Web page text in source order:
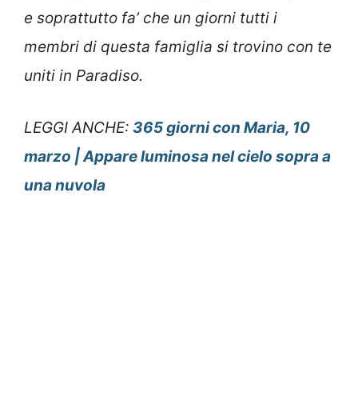
e soprattutto fa’ che un giorni tutti i
membri di questa famiglia si trovino con te
uniti in Paradiso.
LEGGI ANCHE: 365 giorni con Maria, 10
marzo | Appare luminosa nel cielo sopra a
una nuvola